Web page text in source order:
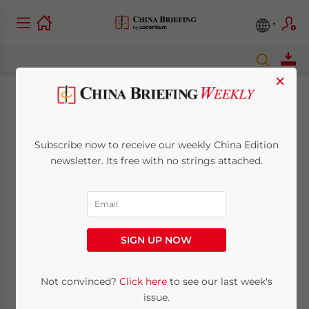
Leistungen in China:
Arbeitgeber
Posted byChina Briefing
Ein Arbeitnehmer in China einzustellen,
×
Subscribe now to receive our weekly China Edition
newsletter. Its free with no strings attached.
SIGN UP NOW
Not convinced? Click hereto see our last week's
issue.